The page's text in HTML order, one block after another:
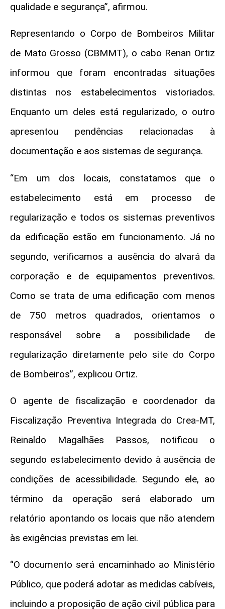
qualidade e segurança”, afirmou.
Representando o Corpo de Bombeiros Militar
de Mato Grosso (CBMMT), o cabo Renan Ortiz
informou que foram encontradas situações
distintas nos estabelecimentos vistoriados.
Enquanto um deles está regularizado, o outro
apresentou pendências relacionadas à
documentação e aos sistemas de segurança.
“Em um dos locais, constatamos que o
estabelecimento está em processo de
regularização e todos os sistemas preventivos
da edificação estão em funcionamento. Já no
segundo, verificamos a ausência do alvará da
corporação e de equipamentos preventivos.
Como se trata de uma edificação com menos
de 750 metros quadrados, orientamos o
responsável sobre a possibilidade de
regularização diretamente pelo site do Corpo
de Bombeiros”, explicou Ortiz.
O agente de fiscalização e coordenador da
Fiscalização Preventiva Integrada do Crea-MT,
Reinaldo Magalhães Passos, notificou o
segundo estabelecimento devido à ausência de
condições de acessibilidade. Segundo ele, ao
término da operação será elaborado um
relatório apontando os locais que não atendem
às exigências previstas em lei.
“O documento será encaminhado ao Ministério
Público, que poderá adotar as medidas cabíveis,
incluindo a proposição de ação civil pública para